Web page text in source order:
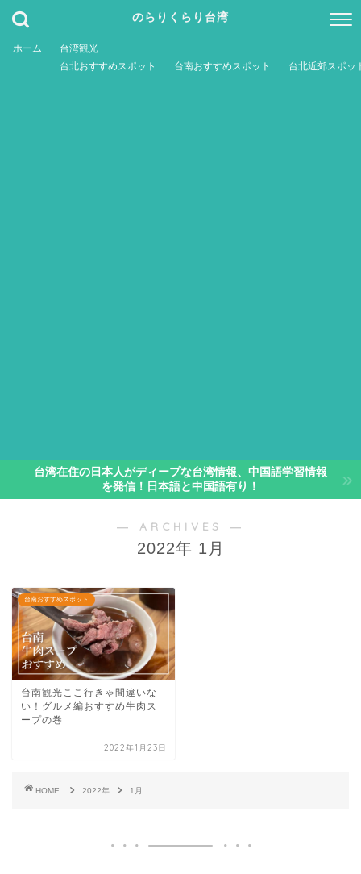
のらりくらり台湾
ホーム
台湾観光
台北おすすめスポット
台南おすすめスポット 台北近郊スポッ
台湾在住の日本人がディープな台湾情報、中国語学習情報
を発信！日本語と中国語有り！
― ARCHIVES ―
2022年 1月
台南おすすめスポット
台南観光ここ行きゃ間違いな
い！グルメ編おすすめ牛肉ス
ープの巻
2022年1月23日
HOME 2022年 1月